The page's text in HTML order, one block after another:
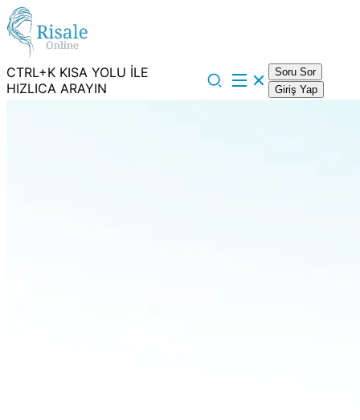
CTRL+K KISA YOLU İLE
HIZLICA ARAYIN
Soru Sor
Giriş Yap